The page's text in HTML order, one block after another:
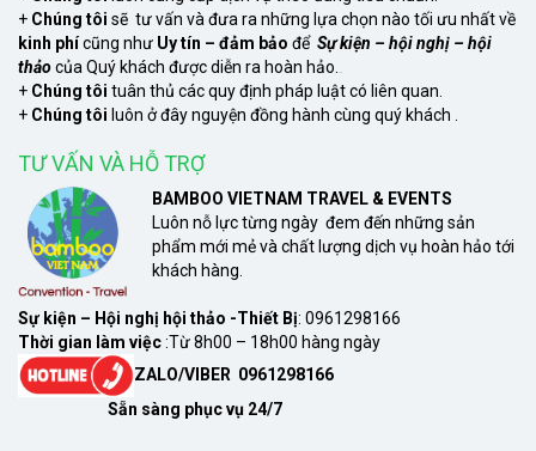
+ Chúng tôi sẽ tư vấn và đưa ra những lựa chọn nào tối ưu nhất về
kinh phícũng như Uy tín – đảm bảo để Sự kiện – hội nghị – hội
thảocủa Quý khách được diễn ra hoàn hảo.
+ Chúng tôi tuân thủ các quy định pháp luật có liên quan.
+ Chúng tôi luôn ở đây nguyện đồng hành cùng quý khách .
TƯ VẤN VÀ HỖ TRỢ
BAMBOO VIETNAM TRAVEL & EVENTS
Luôn nỗ lực từng ngày đem đến những sản
phẩm mới mẻ và chất lượng dịch vụ hoàn hảo tới
khách hàng.
Sự kiện – Hội nghị hội thảo -Thiết Bị: 0961298166
Thời gian làm việc:Từ 8h00 – 18h00 hàng ngày
ZALO/VIBER 0961298166
Sẵn sàng phục vụ 24/7